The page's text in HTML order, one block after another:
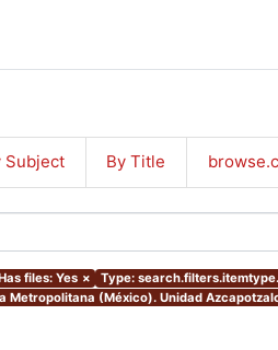
Subject By Title
files: Yes × Type:
(México). Unidad